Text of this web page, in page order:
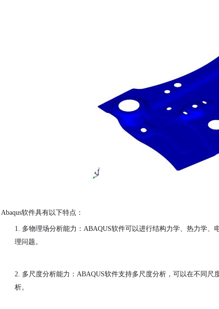
Abaqus软件具有以下特点：
1. 多物理场分析能力： ABAQUS软件可以进行结构力学、热力学、
理问题。
2. 多尺度分析能力： ABAQUS软件支持多尺度分析，可以在不同尺
析。